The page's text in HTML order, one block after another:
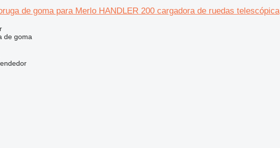
de goma para Merlo HANDLER 200 cargadora de ruedas telescópica
de goma